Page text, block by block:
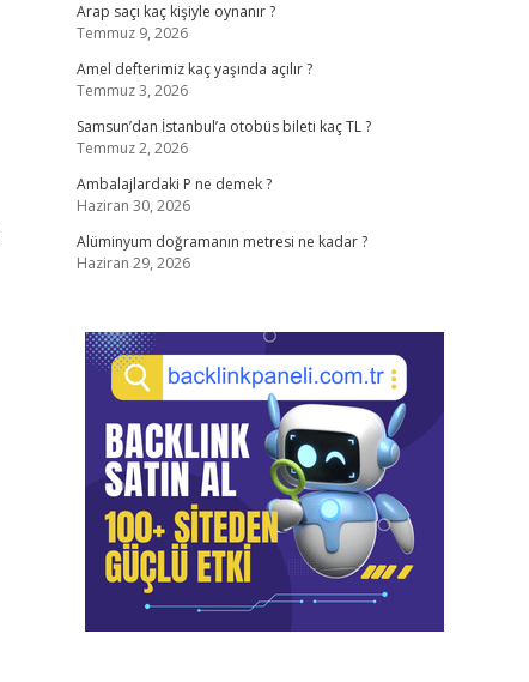
Arap saçı kaç kişiyle oynanır ?
Temmuz 9, 2026
Amel defterimiz kaç yaşında açılır ?
Temmuz 3, 2026
Samsun’dan İstanbul’a otobüs bileti kaç TL ?
Temmuz 2, 2026
Ambalajlardaki P ne demek ?
Haziran 30, 2026
Alüminyum doğramanın metresi ne kadar ?
Haziran 29, 2026